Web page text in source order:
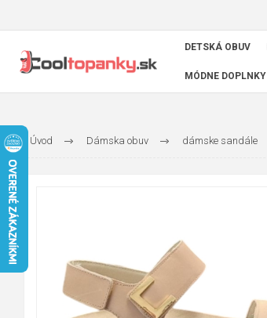
DETSKÁ OBUV
MÓDNE DOPLNKY
Úvod Dámska obuv dámske sandále